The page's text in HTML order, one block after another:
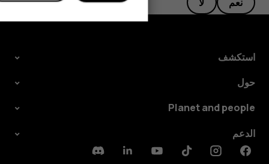
استكشف
حول
Planet and people
الدعم
Facebook
Instagram
Tiktok
Youtube
Linkedin
Discord